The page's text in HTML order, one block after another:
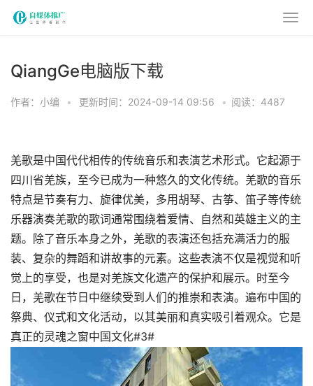
QiangGe电脑版下载
作者：小编 • 更新时间：2024-09-14 09:56 • 阅读：4487
羌歌是中国代代相传的传统音乐和表演艺术形式。它起源于
四川省羌族，至今已成为一种悠久的文化传统。羌歌的音乐
特点是节奏有力、旋律优美，多用胡琴、古筝、笛子等传统
乐器演奏羌歌的歌词通常围绕着爱情、自然和英雄主义的主
题。除了音乐本身之外，羌歌的表演还包括充满活力的服
装、复杂的舞蹈和讲故事的元素。这些表演不仅是视觉和听
觉上的享受，也是对羌族文化遗产的保护和展示。时至今
日，羌歌在节日中继续受到人们的推崇和表演。遍布中国的
祭典、仪式和文化活动，以其美丽和真实吸引着观众。它是
真正的灵魂之窗中国文化#3#